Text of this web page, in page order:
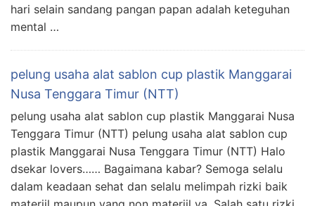
hari selain sandang pangan papan adalah keteguhan
mental …
pelung usaha alat sablon cup plastik Manggarai
Nusa Tenggara Timur (NTT)
pelung usaha alat sablon cup plastik Manggarai Nusa
Tenggara Timur (NTT) pelung usaha alat sablon cup
plastik Manggarai Nusa Tenggara Timur (NTT) Halo
dsekar lovers…… Bagaimana kabar? Semoga selalu
dalam keadaan sehat dan selalu melimpah rizki baik